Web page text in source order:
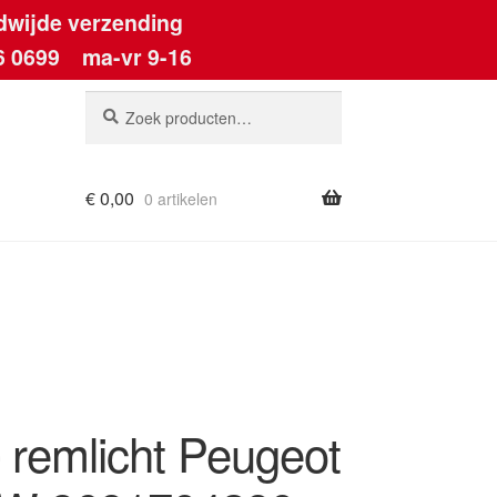
verzending
0699 ma-vr 9-16
naar:
€0,00 0 artikelen
Peugeot